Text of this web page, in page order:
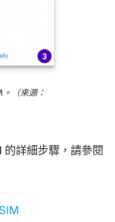
（來源：
詳細步驟，請參閱